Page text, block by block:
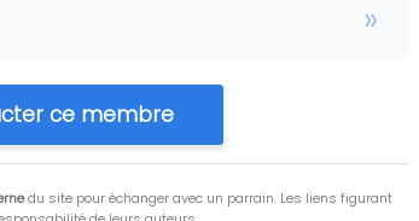
ce membre
du site pour échanger avec un parrain. Les liens figurant